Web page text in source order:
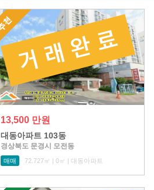
13,500 만원
대동아파트 103동
경상북도 문경시 모전동
매매 72.727㎡ | 0㎡ | 대동아파트